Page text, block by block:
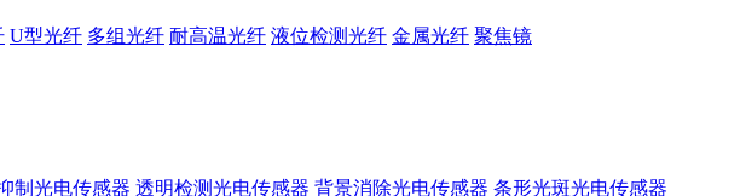
U型光纤 多组光纤 耐高温光纤 液位检测光纤 金属光纤 聚焦镜
制光电传感器 透明检测光电传感器 背景消除光电传感器 条形光斑光电传感器